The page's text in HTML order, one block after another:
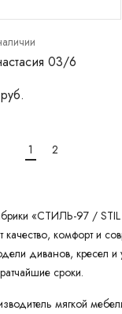
03/6
1 2
«СТИЛЬ-97 /
комфорт и
диванов, кресел и
сроки.
мягкой